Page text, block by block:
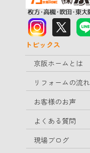
トピックス
京阪ホームとは
リフォームの流れ
お客様のお声
よくある質問
現場ブログ